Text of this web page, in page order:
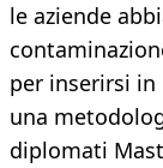
le aziende
per inserirsi
una
diplomati